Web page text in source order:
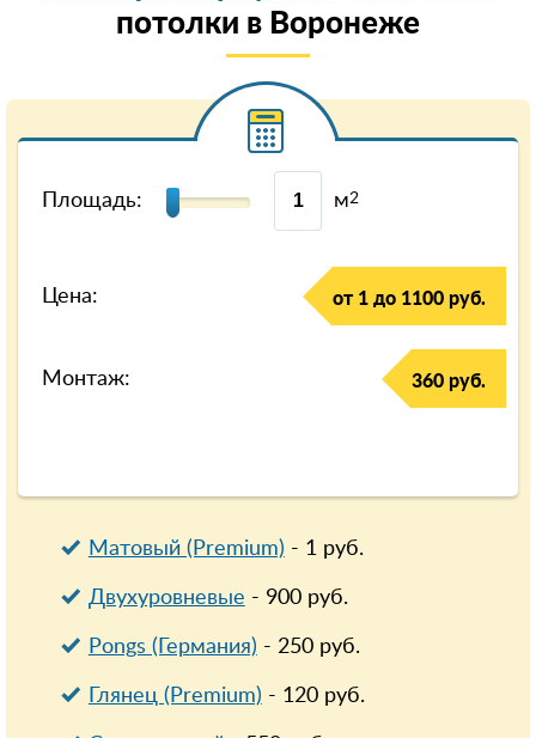
потолки в Воронеже
Площадь: м2
Цена: от 1 до 1100 руб.
Монтаж: 360 руб.
Матовый (Premium) - 1руб.
Двухуровневые - 900руб.
Pongs (Германия) - 250руб.
Глянец (Premium) - 120руб.